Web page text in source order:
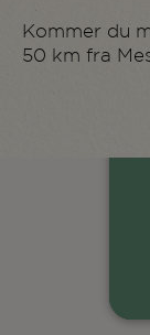
Kommer du
50 km fra